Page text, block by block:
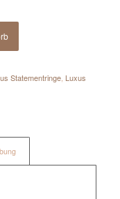
Statementringe, Luxus